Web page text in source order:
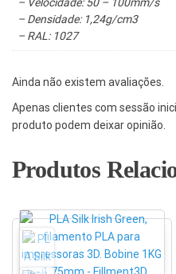
– Densidade: 1,24g/cm3
– RAL: 1027
Ainda não existem avaliações.
Apenas clientes com sessão
produto podem deixar opinião.
Produtos